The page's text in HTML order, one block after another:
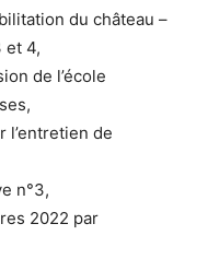
du château –
et 4,
de l’école
l’entretien de
n°3,
2022 par